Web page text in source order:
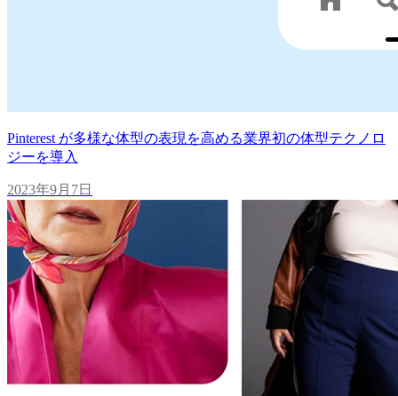
Pinterest が多様な体型の表現を高める業界初の体型テクノロ
ジーを導入
2023年9月7日